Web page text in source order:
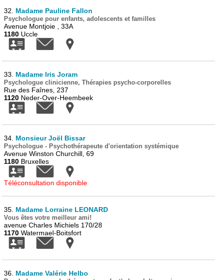
32. Madame Pauline Fallon
Psychologue pour enfants, adolescents et familles
Avenue Montjoie , 33A
1180 Uccle
33. Madame Iris Joram
Psychologue clinicienne, Thérapies psycho-corporelles
Rue des Faînes, 237
1120 Neder-Over-Heembeek
34. Monsieur Joël Bissar
Psychologue - Psychothérapeute d'orientation systémique
Avenue Winston Churchill, 69
1180 Bruxelles
Téléconsultation disponible
35. Madame Lorraine LEONARD
Vous êtes votre meilleur ami!
avenue Charles Michiels 170/28
1170 Watermael-Boitsfort
36. Madame Valérie Helbo